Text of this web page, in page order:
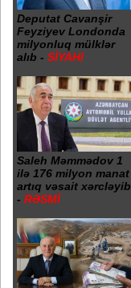
Deputat Cavanşir
Feyziyev Londonda
milyonluq mülklər
alıb - SİYAHI
Saleh Məmmədov 1
ilə 176 milyon manat
artıq vəsait xərcləyib
- RƏSMİ